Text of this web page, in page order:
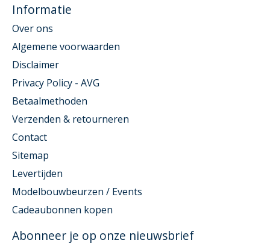
Informatie
Over ons
Algemene voorwaarden
Disclaimer
Privacy Policy - AVG
Betaalmethoden
Verzenden & retourneren
Contact
Sitemap
Levertijden
Modelbouwbeurzen / Events
Cadeaubonnen kopen
Abonneer je op onze nieuwsbrief